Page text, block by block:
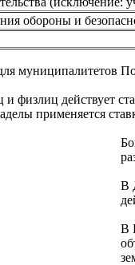
обороны и
муниципалитетов
действует
применяется
В
В